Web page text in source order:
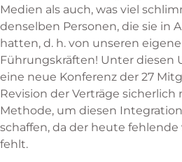
Medien als auch, was viel
denselben Personen, die sie in
hatten, d. h. von unseren
Führungskräften! Unter diesen
eine neue Konferenz der 27
Revision der Verträge
Methode, um diesen
schaffen, da der heute
fehlt.